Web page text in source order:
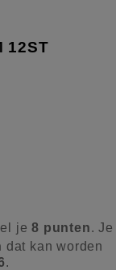
12ST
je8 punten. Je
dat kan worden
.